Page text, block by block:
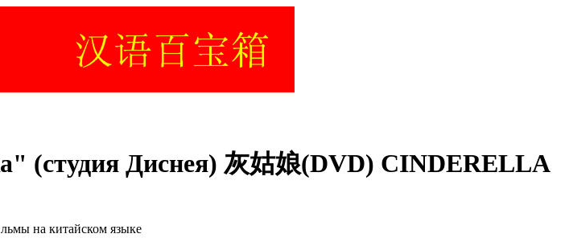
(студия Диснея) 灰姑娘(DVD) CINDERELLA
на китайском языке